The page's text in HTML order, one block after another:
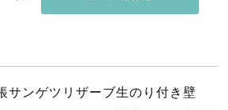
サンゲツリザーブ生のり付き壁